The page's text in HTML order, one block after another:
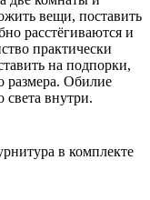
вещи, поставить
расстёгиваются и
практически
на подпорки,
размера. Обилие
света внутри.
в комплекте